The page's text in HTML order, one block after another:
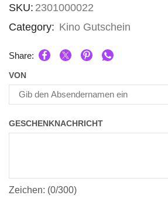
SKU: 2301000022
Category: Kino Gutschein
Share:
VON
GESCHENKNACHRICHT
Zeichen: (0/300)